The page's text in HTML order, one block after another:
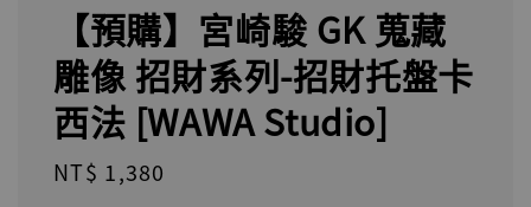
【預購】宮崎駿 GK 蒐藏
雕像 招財系列-招財托盤卡
西法 [WAWA Studio]
Regular
NT$ 1,380